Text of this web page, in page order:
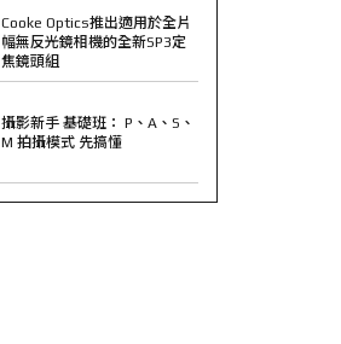
Cooke Optics推出適用於全片
幅無反光鏡相機的全新SP3定
焦鏡頭組
攝影新手 基礎班： P、A、S、
M 拍攝模式 先搞懂